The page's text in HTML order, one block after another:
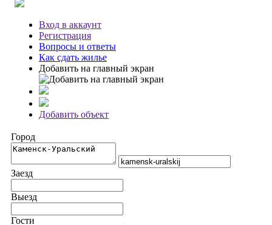
Вход в аккаунт
Регистрация
Вопросы и ответы
Как сдать жилье
Добавить на главный экран
Добавить объект
Город
Заезд
Выезд
Гости